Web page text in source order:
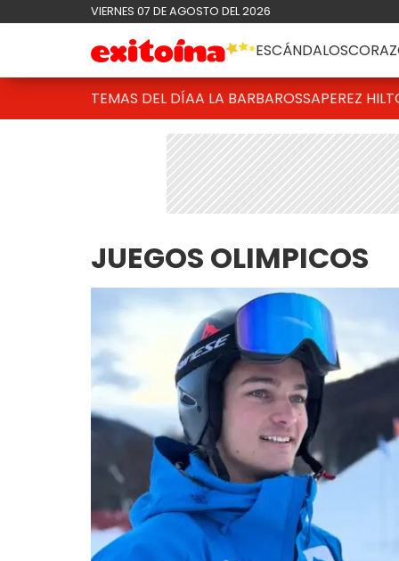
VIERNES 07 DE AGOSTO DEL 2026
ESCÁNDALOS
TEMAS DEL DÍAA LA BARBAROSSAPEREZ
JUEGOS OLIMPICOS